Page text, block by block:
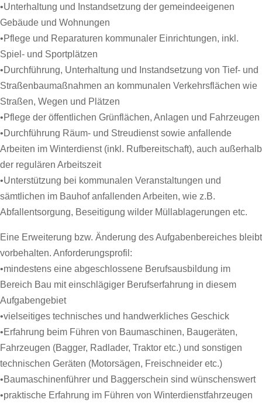
•Unterhaltung und Instandsetzung der gemeindeeigenen
Gebäude und Wohnungen
•Pflege und Reparaturen kommunaler Einrichtungen, inkl.
Spiel- und Sportplätzen
•Durchführung, Unterhaltung und Instandsetzung von Tief- und
Straßenbaumaßnahmen an kommunalen Verkehrsflächen wie
Straßen, Wegen und Plätzen
•Pflege der öffentlichen Grünflächen, Anlagen und Fahrzeugen
•Durchführung Räum- und Streudienst sowie anfallende
Arbeiten im Winterdienst (inkl. Rufbereitschaft), auch außerhalb
der regulären Arbeitszeit
•Unterstützung bei kommunalen Veranstaltungen und
sämtlichen im Bauhof anfallenden Arbeiten, wie z.B.
Abfallentsorgung, Beseitigung wilder Müllablagerungen etc.
Eine Erweiterung bzw. Änderung des Aufgabenbereiches bleibt
vorbehalten. Anforderungsprofil:
•mindestens eine abgeschlossene Berufsausbildung im
Bereich Bau mit einschlägiger Berufserfahrung in diesem
Aufgabengebiet
•vielseitiges technisches und handwerkliches Geschick
•Erfahrung beim Führen von Baumaschinen, Baugeräten,
Fahrzeugen (Bagger, Radlader, Traktor etc.) und sonstigen
technischen Geräten (Motorsägen, Freischneider etc.)
•Baumaschinenführer und Baggerschein sind wünschenswert
•praktische Erfahrung im Führen von Winterdienstfahrzeugen